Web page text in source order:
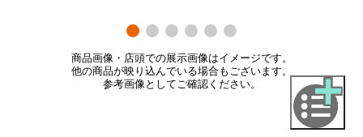
商品画像・店頭での展示画像はイメージです。
他の商品が映り込んでいる場合もございます。
参考画像としてご確認ください。